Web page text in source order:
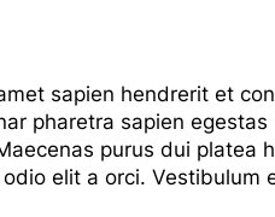
sapien hendrerit et
pharetra sapien
purus dui platea
elit a orci. Vestibulum